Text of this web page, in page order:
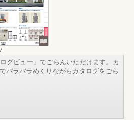
グビュー」でごらんいただけます。カ
パラパラめくりながらカタログをごら